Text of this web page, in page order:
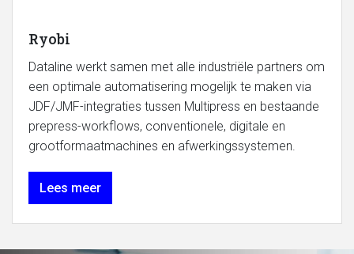
Ryobi
Dataline werkt samen met alle industriële partners om
een optimale automatisering mogelijk te maken via
JDF/JMF-integraties tussen Multipress en bestaande
prepress-workflows, conventionele, digitale en
grootformaatmachines en afwerkingssystemen.
Lees meer